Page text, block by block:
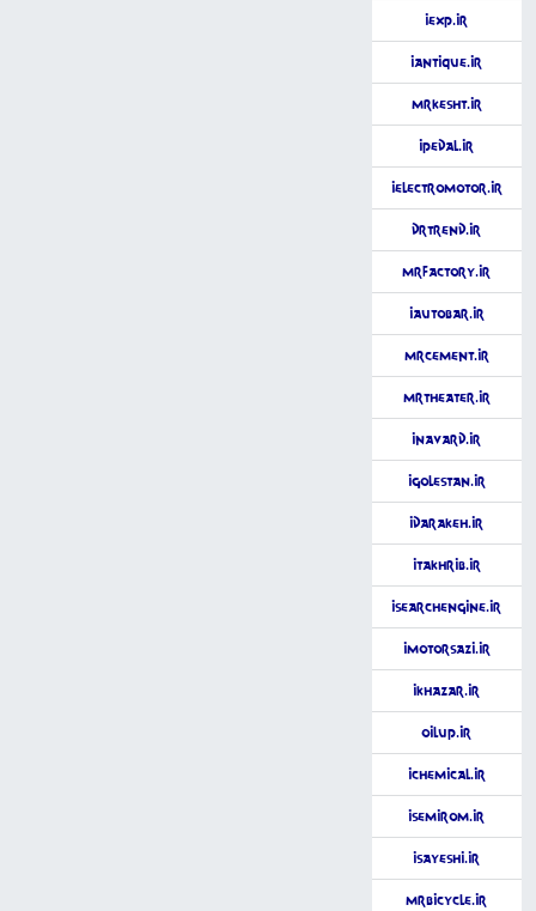
iExp.ir
iAntique.ir
MrKesht.ir
iPedal.ir
iElectroMotor.ir
DrTrend.ir
MrFactory.ir
iAutobar.ir
MrCement.ir
MrTheater.ir
iNavard.ir
iGolestan.ir
iDarakeh.ir
iTakhrib.ir
iSearchEngine.ir
iMotorSazi.ir
iKhazar.ir
OilUp.ir
iChemical.ir
iSemirom.ir
iSayeshi.ir
MrBicycle.ir